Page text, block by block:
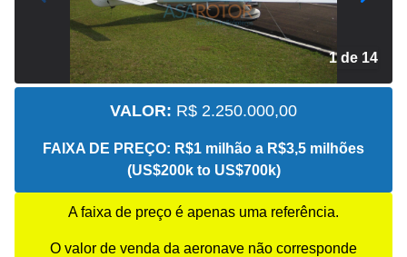
2 de 14
VALOR: R$ 2.250.000,00
FAIXA DE PREÇO: R$1 milhão a R$3,5 milhões
(US$200k to US$700k)
A faixa de preço é apenas uma referência.
O valor de venda da aeronave não corresponde